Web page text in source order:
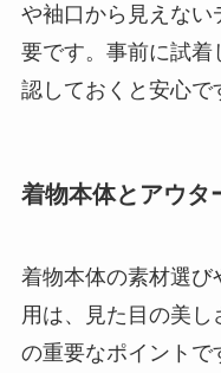
や袖口から見えない
要です。事前に試着
認しておくと安心で
着物本体とアウタ
着物本体の素材選
用は、見た目の美
の重要なポイントで